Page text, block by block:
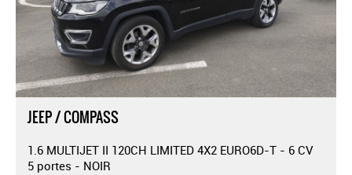
JEEP / COMPASS
1.6 MULTIJET II 120CH LIMITED 4X2 EURO6D-T - 6 CV
5 portes - NOIR